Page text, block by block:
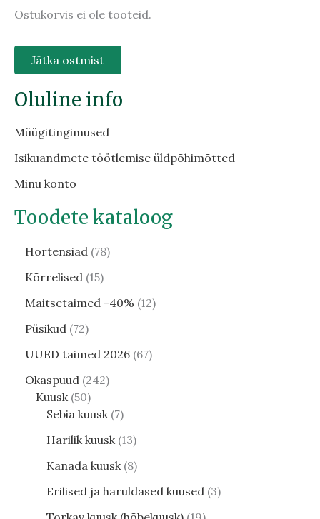
Ostukorvis ei ole tooteid.
Jätka ostmist
Oluline info
Müügitingimused
Isikuandmete töötlemise üldpõhimõtted
Minu konto
Toodete kataloog
Hortensiad 78
Kõrrelised 15
Maitsetaimed -40% 12
Püsikud 72
UUED taimed 2026 67
Okaspuud 242
Kuusk 50
Sebia kuusk 7
Harilik kuusk 13
Kanada kuusk 8
Erilised ja haruldased kuused 3